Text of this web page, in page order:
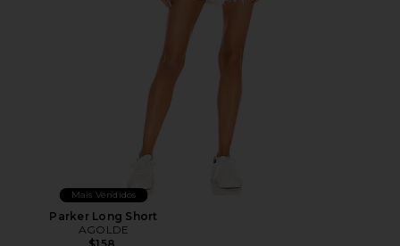
Mais Vendidos
Parker Long Short
AGOLDE